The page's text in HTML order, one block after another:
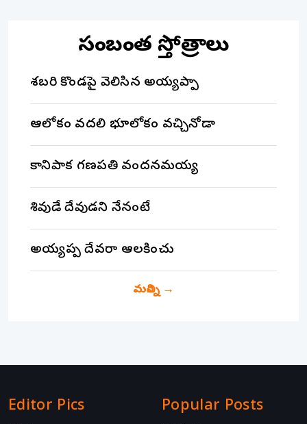
సంబంధిత స్తోత్రాలు
శబరి కొండపై వెలిసిన అయ్యప్పా
ఆలోకం వదలి భూలోకం వచ్చినోడా
కానిపాక గణపతి వందనమయ్య
శివుడే దేవుడని నేనంటే
అయ్యప్ప దేవరా ఆలకించు
మరిన్ని→
Editor Pics Popular Posts